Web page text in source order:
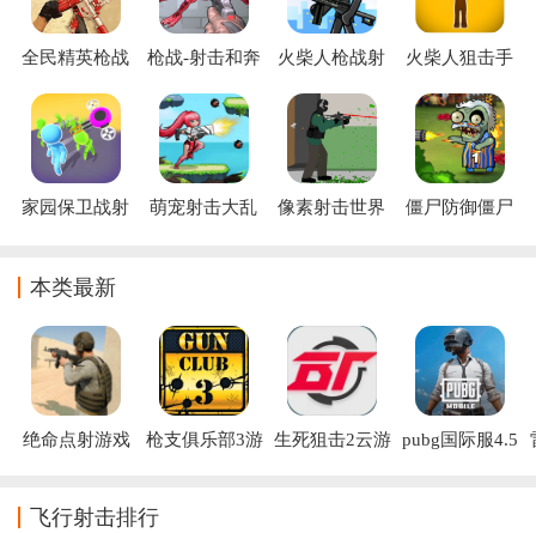
全民精英枪战
枪战-射击和奔
火柴人枪战射
装
火柴人狙击手
家园保卫战射
萌宠射击大乱
像素射击世界
僵尸防御僵尸
本类最新
绝命点射游戏
枪支俱乐部3游 生死狙击2云游 pubg国际服4.5
飞行射击排行